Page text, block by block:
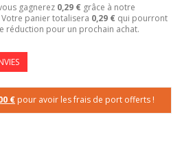
gagnerez 0,29 € grâce à notre
panier totalisera 0,29 € qui pourront
réduction pour un prochain achat.
€ pour avoir les frais de port offerts !